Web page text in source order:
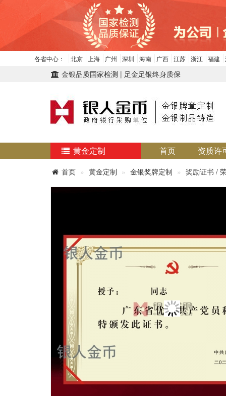
各省中心： 北京 上海 广州 深圳 海南 广西 江苏 浙江 福建
金银品质国家检测 | 足金足银终身质保
黄金定制 首页 资质许
首页 黄金定制 金银奖牌定制 奖励证书 /